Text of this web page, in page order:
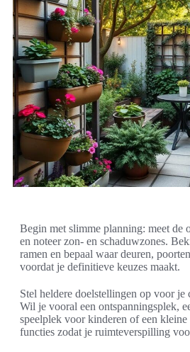
Begin met slimme planning: meet de
en noteer zon- en schaduwzones.
ramen en bepaal waar deuren,
voordat je definitieve keuzes maakt.
Stel heldere doelstellingen op voor je
Wil je vooral een ontspanningsplek,
speelplek voor kinderen of een
functies zodat je ruimteverspilling